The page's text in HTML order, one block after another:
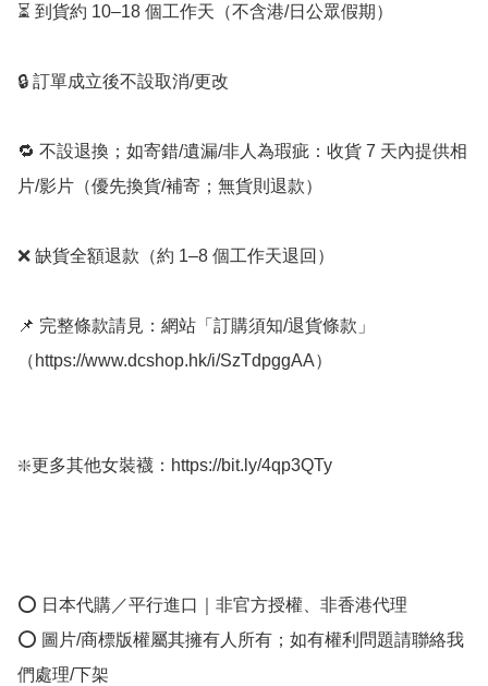
⏳ 到貨約 10–18 個工作天（不含港/日公眾假期）
🔒 訂單成立後不設取消/更改
🔁 不設退換；如寄錯/遺漏/非人為瑕疵：收貨 7 天內提供相
片/影片（優先換貨/補寄；無貨則退款）
❌ 缺貨全額退款（約 1–8 個工作天退回）
📌 完整條款請見：網站「訂購須知/退貨條款」
（https://www.dcshop.hk/i/SzTdpggAA）
❇️更多其他女裝襪：https://bit.ly/4qp3QTy
⭕ 日本代購／平行進口｜非官方授權、非香港代理
⭕ 圖片/商標版權屬其擁有人所有；如有權利問題請聯絡我
們處理/下架